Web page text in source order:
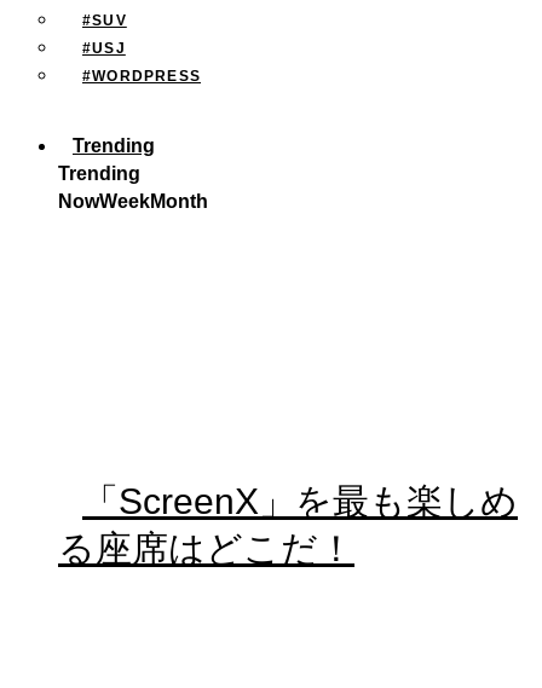
#SUV
#USJ
#WORDPRESS
Trending
Trending
NowWeekMonth
「ScreenX」を最も楽しめ
る座席はどこだ！